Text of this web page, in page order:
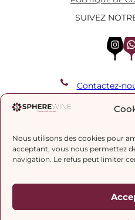
Nous utilisons des cookies pour
acceptant, vous nous permettez
navigation. Le refus peut limiter
SUIVEZ
InstagramWhatsApp
Contactez-
REJOIGNEZ NOTRE LISTE DE
politique de